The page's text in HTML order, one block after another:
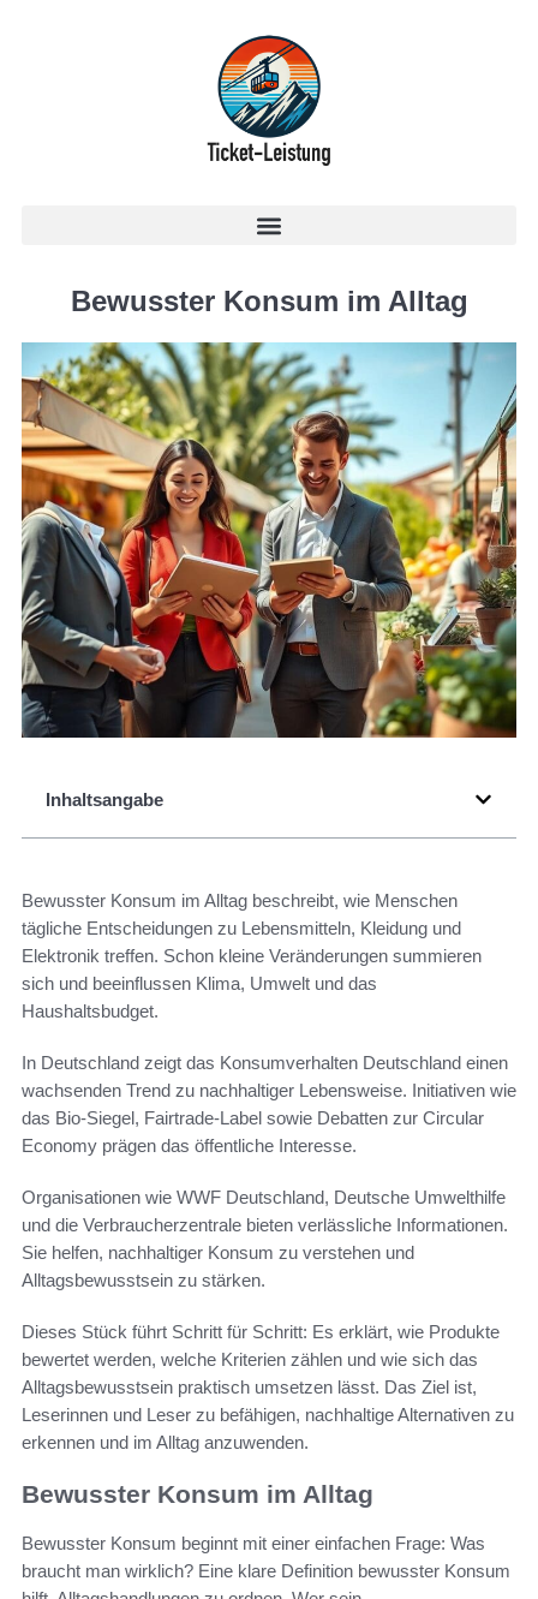
Bewusster Konsum im Alltag
Inhaltsangabe
Bewusster Konsum im Alltag beschreibt, wie Menschen
tägliche Entscheidungen zu Lebensmitteln, Kleidung und
Elektronik treffen. Schon kleine Veränderungen summieren
sich und beeinflussen Klima, Umwelt und das
Haushaltsbudget.
In Deutschland zeigt das Konsumverhalten Deutschland einen
wachsenden Trend zu nachhaltiger Lebensweise. Initiativen wie
das Bio-Siegel, Fairtrade-Label sowie Debatten zur Circular
Economy prägen das öffentliche Interesse.
Organisationen wie WWF Deutschland, Deutsche Umwelthilfe
und die Verbraucherzentrale bieten verlässliche Informationen.
Sie helfen, nachhaltiger Konsum zu verstehen und
Alltagsbewusstsein zu stärken.
Dieses Stück führt Schritt für Schritt: Es erklärt, wie Produkte
bewertet werden, welche Kriterien zählen und wie sich das
Alltagsbewusstsein praktisch umsetzen lässt. Das Ziel ist,
Leserinnen und Leser zu befähigen, nachhaltige Alternativen zu
erkennen und im Alltag anzuwenden.
Bewusster Konsum im Alltag
Bewusster Konsum beginnt mit einer einfachen Frage: Was
braucht man wirklich? Eine klare Definition bewusster Konsum